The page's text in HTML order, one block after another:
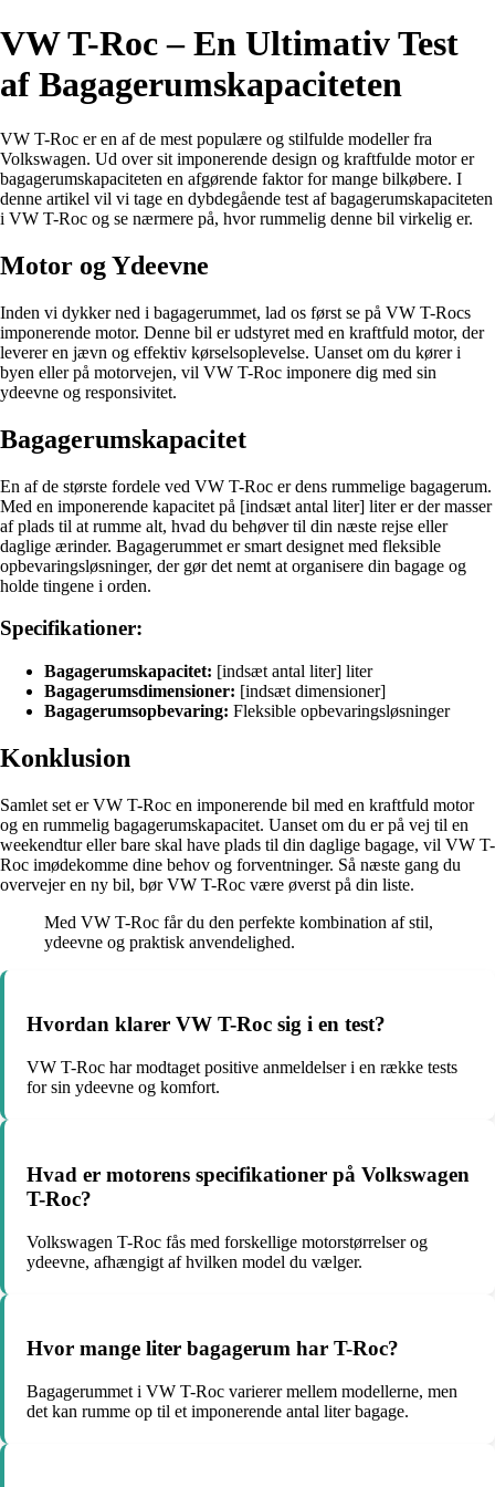
VW T-Roc – En Ultimativ Test
af Bagagerumskapaciteten
VW T-Roc er en af de mest populære og stilfulde modeller fra
Volkswagen. Ud over sit imponerende design og kraftfulde motor er
bagagerumskapaciteten en afgørende faktor for mange bilkøbere. I
denne artikel vil vi tage en dybdegående test af bagagerumskapaciteten
i VW T-Roc og se nærmere på, hvor rummelig denne bil virkelig er.
Motor og Ydeevne
Inden vi dykker ned i bagagerummet, lad os først se på VW T-Rocs
imponerende motor. Denne bil er udstyret med en kraftfuld motor, der
leverer en jævn og effektiv kørselsoplevelse. Uanset om du kører i
byen eller på motorvejen, vil VW T-Roc imponere dig med sin
ydeevne og responsivitet.
Bagagerumskapacitet
En af de største fordele ved VW T-Roc er dens rummelige bagagerum.
Med en imponerende kapacitet på [indsæt antal liter] liter er der masser
af plads til at rumme alt, hvad du behøver til din næste rejse eller
daglige ærinder. Bagagerummet er smart designet med fleksible
opbevaringsløsninger, der gør det nemt at organisere din bagage og
holde tingene i orden.
Specifikationer:
Bagagerumskapacitet: [indsæt antal liter] liter
Bagagerumsdimensioner: [indsæt dimensioner]
Bagagerumsopbevaring: Fleksible opbevaringsløsninger
Konklusion
Samlet set er VW T-Roc en imponerende bil med en kraftfuld motor
og en rummelig bagagerumskapacitet. Uanset om du er på vej til en
weekendtur eller bare skal have plads til din daglige bagage, vil VW T-
Roc imødekomme dine behov og forventninger. Så næste gang du
overvejer en ny bil, bør VW T-Roc være øverst på din liste.
Med VW T-Roc får du den perfekte kombination af stil,
ydeevne og praktisk anvendelighed.
Hvordan klarer VW T-Roc sig i en test?
VW T-Roc har modtaget positive anmeldelser i en række tests
for sin ydeevne og komfort.
Hvad er motorens specifikationer på Volkswagen
T-Roc?
Volkswagen T-Roc fås med forskellige motorstørrelser og
ydeevne, afhængigt af hvilken model du vælger.
Hvor mange liter bagagerum har T-Roc?
Bagagerummet i VW T-Roc varierer mellem modellerne, men
det kan rumme op til et imponerende antal liter bagage.